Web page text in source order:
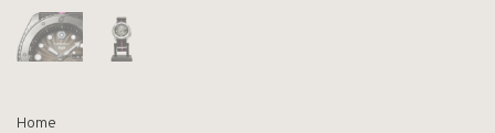
Home